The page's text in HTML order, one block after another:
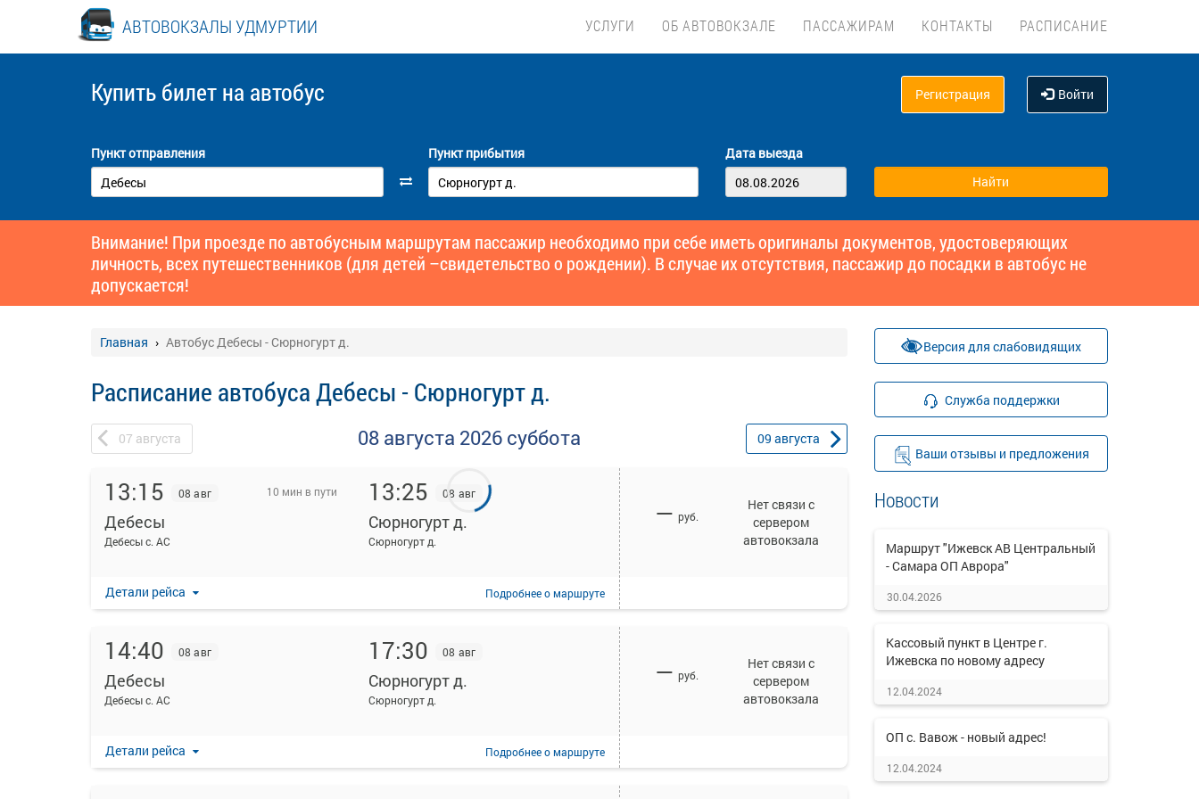
АВТОВОКЗАЛЫ УДМУРТИИ УСЛУГИ ОБ АВТОВОКЗАЛЕ ПАССАЖИРАМ КОНТАКТЫ РАСПИСАНИЕ
Купить билет на автобус Регистрация Войти
Пункт отправления Пункт прибытия Дата выезда
Внимание! При проезде по автобусным маршрутам пассажир необходимо при себе иметь оригиналы документов, удостоверяющих
личность, всех путешественников (для детей –свидетельство о рождении). В случае их отсутствия, пассажир до посадки в автобус не
допускается!
Главная Автобус Дебесы - Сюрногурт д.
Расписание автобуса Дебесы - Сюрногурт д.
07 августа 08 августа 2026 суббота 09 августа
13:15 08 авг 10 мин в пути
Дебесы
Дебесы с. АС
13:25 08 авг
Сюрногурт д.
Сюрногурт д.
Детали рейса Подробнеео маршруте
— руб.
Нет связи с
сервером
автовокзала
14:40 08 авг
Дебесы
Дебесы с. АС
17:30 08 авг
Сюрногурт д.
Сюрногурт д.
Детали рейса Подробнеео маршруте
— руб.
Нет связи с
сервером
автовокзала
Версия для слабовидящих
Служба поддержки
Ваши отзывы и предложения
Новости
Маршрут "Ижевск АВ Центральный
- Самара ОП Аврора"
30.04.2026
Кассовый пункт в Центре г.
Ижевска по новому адресу
12.04.2024
ОП с. Вавож - новый адрес!
12.04.2024